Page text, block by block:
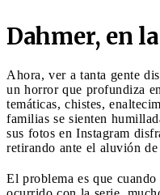
Dahmer, en
Ahora, ver a tanta gente
un horror que profundiza
temáticas, chistes,
familias se sienten
sus fotos en Instagram
retirando ante el aluvión
El problema es que cuando